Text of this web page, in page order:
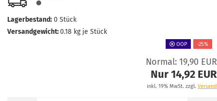
Gewicht:
Lagerbestand:
14,92 €
Lagerbestand: 0 Stück
Versandgewicht:0.18 kg je Stück
OOP -25%
Normal: 19,90 EUR
Nur 14,92 EUR
inkl. 19% MwSt. zzgl. Versand